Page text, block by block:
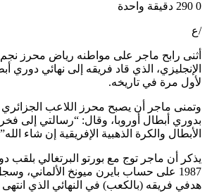
0
دقيقة واحدة
/ع
أثنى رابح ماجر على مواطنه رياض محرز
الإنجليزي، الذي قاد فريقه إلى نهائي دوري
لأول مرة في تاريخه.
وتمنى ماجر أن يصبح محرز اللاعب الجزائري
بدوري أبطال أوروبا، وقال: “رسالتي إلى
الأبطال والكرة الذهبية الإفريقية إن شاء
يذكر أن ماجر توج مع بورتو البرتغالي بلقب
1987 على حساب بايرن ميونخ الألماني،
هدفي فريقه (بالكعب) في النهائي الذي انتهى